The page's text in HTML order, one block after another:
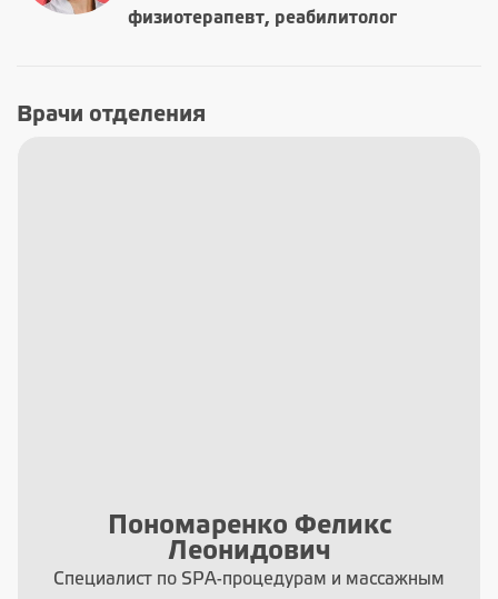
физиотерапевт, реабилитолог
Врачи отделения
Пономаренко Феликс
Леонидович
Специалист по SPA-процедурам и массажным